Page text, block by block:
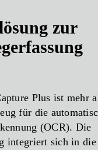
zur
Plus ist mehr
für die
(OCR). Die
integriert sich in die